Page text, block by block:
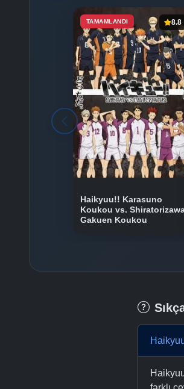
TAMAMLANDI 8.8
Haikyuu!! Karasuno
Koukou vs.
Gakuen Koukou